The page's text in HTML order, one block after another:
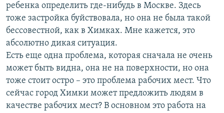
ребенка определить где-нибудь в Москве. Здесь
тоже застройка буйствовала, но она не была такой
бессовестной, как в Химках. Мне кажется, это
абсолютно дикая ситуация.
Есть еще одна проблема, которая сначала не очень
может быть видна, она не на поверхности, но она
тоже стоит остро – это проблема рабочих мест. Что
сейчас город Химки может предложить людям в
качестве рабочих мест? В основном это работа на